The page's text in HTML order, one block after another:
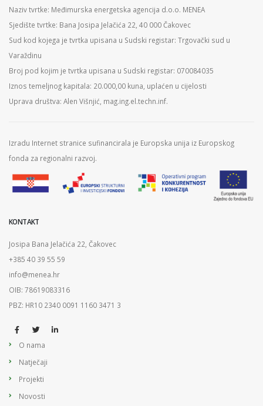
Naziv tvrtke: Međimurska energetska agencija d.o.o. MENEA
Sjedište tvrtke: Bana Josipa Jelačića 22, 40 000 Čakovec
Sud kod kojega je tvrtka upisana u Sudski registar: Trgovački sud u
Varaždinu
Broj pod kojim je tvrtka upisana u Sudski registar: 070084035
Iznos temeljnog kapitala: 20.000,00 kuna, uplaćen u cijelosti
Uprava društva: Alen Višnjić, mag.ing.el.techn.inf.
Izradu Internet stranice sufinancirala je Europska unija iz Europskog
fonda za regionalni razvoj.
KONTAKT
Josipa Bana Jelačića 22, Čakovec
+385 40 39 55 59
info@menea.hr
OIB: 78619083316
PBZ: HR10 2340 0091 1160 3471 3
O nama
Natječaji
Projekti
Novosti